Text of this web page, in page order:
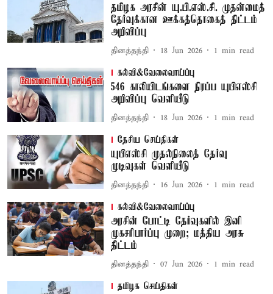
தமிழக அரசின் யு.பி.எஸ்.சி. முதன்மைத்
தேர்வுக்கான ஊக்கத்தொகைத் திட்டம்
அறிவிப்பு
தினத்தந்தி 18 Jun 2026 1 min read
கல்வி&வேலைவாய்ப்பு
546 காலியிடங்களை நிரப்ப யுபிஎஸ்சி
அறிவிப்பு வெளியீடு
தினத்தந்தி 18 Jun 2026 1 min read
தேசிய செய்திகள்
யுபிஎஸ்சி முதல்நிலைத் தேர்வு
முடிவுகள் வெளியீடு
தினத்தந்தி 16 Jun 2026 1 min read
கல்வி&வேலைவாய்ப்பு
அரசின் போட்டி தேர்வுகளில் இனி
முகசரிபார்ப்பு முறை; மத்திய அரசு
திட்டம்
தினத்தந்தி 07 Jun 2026 1 min read
தமிழக செய்திகள்